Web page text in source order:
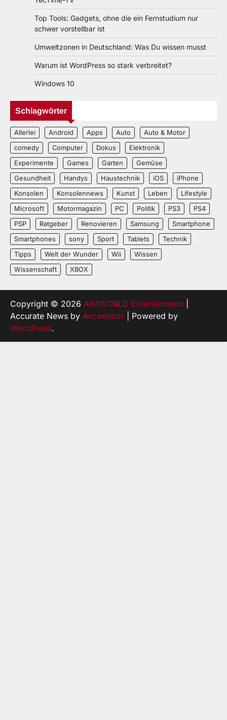
Top Tools: Gadgets, ohne die ein Fernstudium nur
schwer vorstellbar ist
Umweltzonen in Deutschland: Was Du wissen musst
Warum ist WordPress so stark verbreitet?
Windows 10
Schlagwörter
Allerlei Android Apps Auto
Auto & Motor
comedy
Computer Dokus
Elektronik
Experimente
Games Garten
Gemüse
Gesundheit
Handys Haustechnik iOS
iPhone
Konsolen
Konsolennews Kunst Leben
Lifestyle
Microsoft
Motormagazin PC Politik PS3
PS4
PSP
Ratgeber Renovieren Samsung
Smartphone
Smartphones
sony Sport Tablets
Technik
Tipps
Welt der Wunder Wii
Wissen
Wissenschaft
XBOX
Copyright © 2026 AN1WORLD Entertainment
Accurate News by Ascendoor | Powered by
WordPress.